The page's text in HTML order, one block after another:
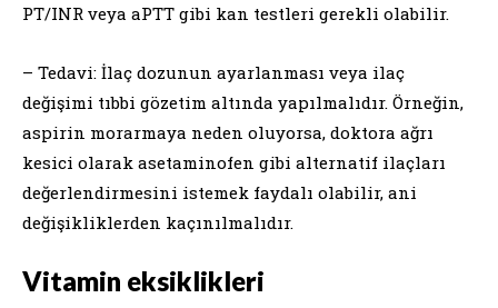
PT/INR veya aPTT gibi kan testleri gerekli olabilir.
– Tedavi: İlaç dozunun ayarlanması veya ilaç
değişimi tıbbi gözetim altında yapılmalıdır. Örneğin,
aspirin morarmaya neden oluyorsa, doktora ağrı
kesici olarak asetaminofen gibi alternatif ilaçları
değerlendirmesini istemek faydalı olabilir, ani
değişikliklerden kaçınılmalıdır.
Vitamin eksiklikleri